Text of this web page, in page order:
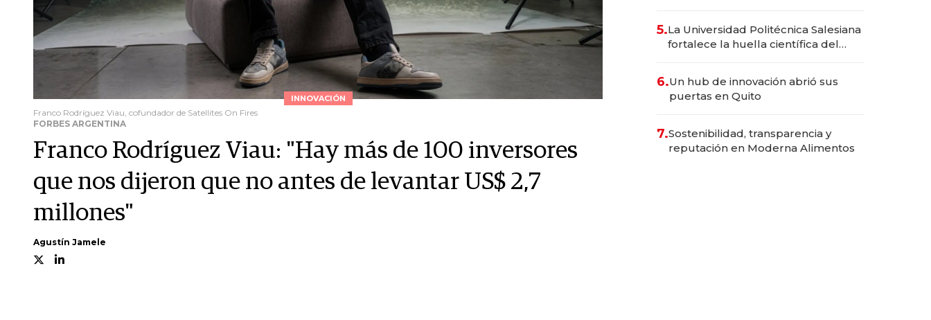
INNOVACIÓN
Franco Rodríguez Viau, cofundador de Satellites On Fires
FORBES ARGENTINA
Franco Rodríguez Viau: "Hay más de 100 inversores
que nos dijeron que no antes de levantar US$ 2,7
millones"
Agustín Jamele
5.La Universidad Politécnica Salesiana
fortalece la huella científica del
6.Un hub de innovación abrió sus
puertas en Quito
7.Sostenibilidad, transparencia y
reputación en Moderna Alimentos